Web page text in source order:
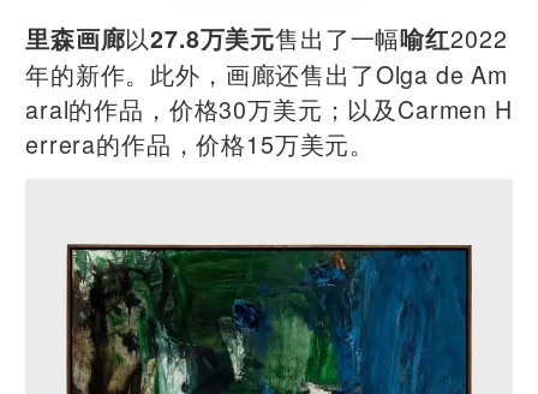
里森画廊以27.8万美元售出了一幅喻红2022
年的新作。此外，画廊还售出了Olga de Am
aral的作品，价格30万美元；以及Carmen H
errera的作品，价格15万美元。